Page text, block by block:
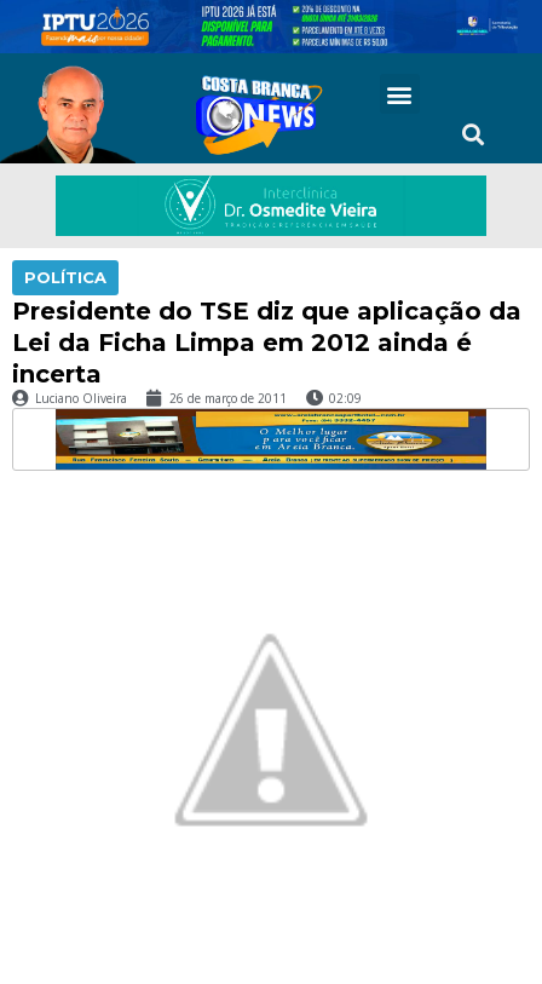
POLÍTICA
Presidente do TSE diz que aplicação da
Lei da Ficha Limpa em 2012 ainda é
incerta
Luciano Oliveira 26 de março de 2011 02:09